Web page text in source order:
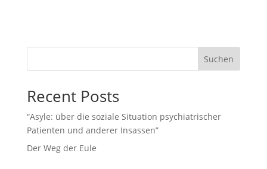
Suchen
Recent Posts
“Asyle: über die soziale Situation psychiatrischer
Patienten und anderer Insassen”
Der Weg der Eule